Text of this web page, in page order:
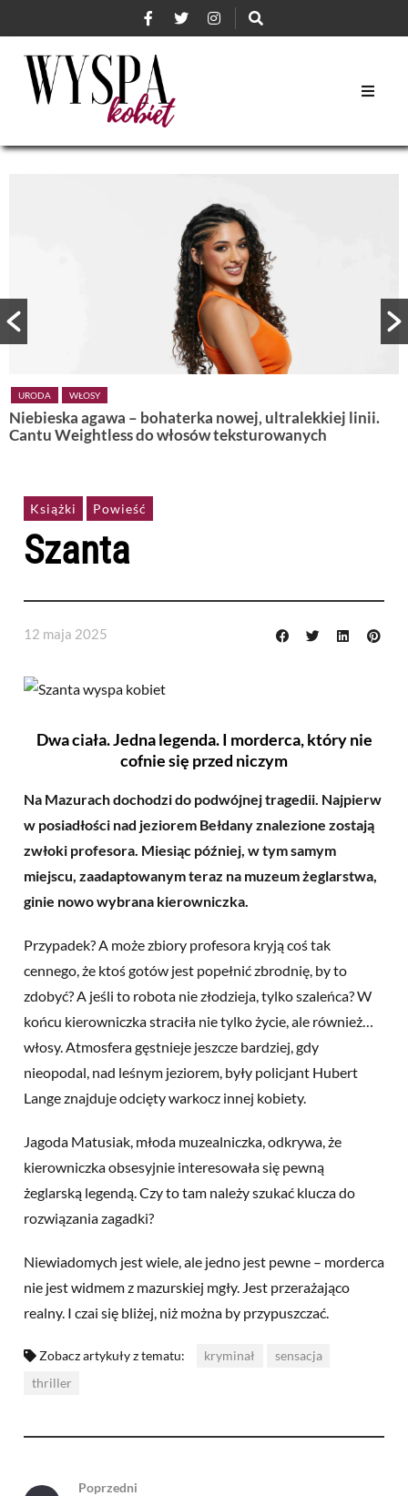
URODA WŁOSY
Niebieska agawa – bohaterka nowej, ultralekkiej linii.
Cantu Weightless do włosów teksturowanych
Książki Powieść
Szanta
12 maja 2025
Dwa ciała. Jedna legenda. I morderca, który nie
cofnie się przed niczym
Na Mazurach dochodzi do podwójnej tragedii. Najpierw
w posiadłości nad jeziorem Bełdany znalezione zostają
zwłoki profesora. Miesiąc później, w tym samym
miejscu, zaadaptowanym teraz na muzeum żeglarstwa,
ginie nowo wybrana kierowniczka.
Przypadek? A może zbiory profesora kryją coś tak
cennego, że ktoś gotów jest popełnić zbrodnię, by to
zdobyć? A jeśli to robota nie złodzieja, tylko szaleńca? W
końcu kierowniczka straciła nie tylko życie, ale również…
włosy. Atmosfera gęstnieje jeszcze bardziej, gdy
nieopodal, nad leśnym jeziorem, były policjant Hubert
Lange znajduje odcięty warkocz innej kobiety.
Jagoda Matusiak, młoda muzealniczka, odkrywa, że
kierowniczka obsesyjnie interesowała się pewną
żeglarską legendą. Czy to tam należy szukać klucza do
rozwiązania zagadki?
Niewiadomych jest wiele, ale jedno jest pewne – morderca
nie jest widmem z mazurskiej mgły. Jest przerażająco
realny. I czai się bliżej, niż można by przypuszczać.
Zobacz artykuły z tematu: kryminał
sensacja
thriller
Poprzedni